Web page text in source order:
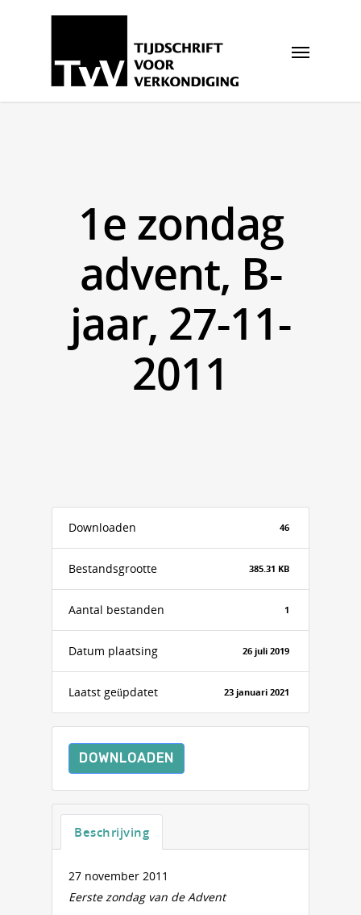
1e zondag
advent, B-
jaar, 27-11-
2011
Downloaden 46
Bestandsgrootte 385.31 KB
Aantal bestanden 1
Datum plaatsing 26 juli 2019
Laatst geüpdatet 23 januari 2021
DOWNLOADEN
Beschrijving
27 november 2011
Eerste zondag van de Advent